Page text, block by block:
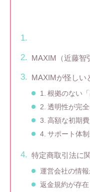
MAXIM（近藤智
MAXIMが怪しい
1. 根拠のない
2. 透明性が完
3. 高額な初期
4. サポート体
特定商取引法に
運営会社の情
返金規約が存